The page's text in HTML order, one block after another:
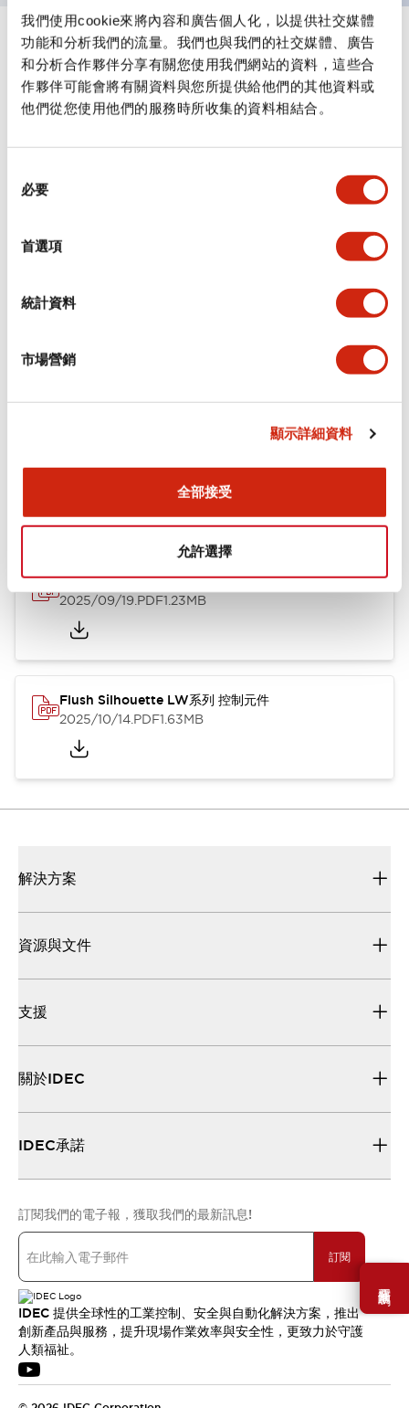
我們使用cookie來將內容和廣告個人化，以提供社交媒體
功能和分析我們的流量。我們也與我們的社交媒體、廣告
和分析合作夥伴分享有關您使用我們網站的資料，這些合
作夥伴可能會將有關資料與您所提供給他們的其他資料或
他們從您使用他們的服務時所收集的資料相結合。
必要
首選項
統計資料
市場營銷
顯示詳細資料
全部接受
允許選擇
需要幫助嗎？
規格 顯示全部
審美規範
環境規範
功能規格
Flush Silhouette LW系列 控制元件 (英文版)
2025/09/19.PDF1.23MB
Flush Silhouette LW系列 控制元件
2025/10/14.PDF1.63MB
解決方案
資源與文件
支援
關於IDEC
IDEC承諾
訂閱我們的電子報，獲取我們的最新訊息!
訂閱
IDEC 提供全球性的工業控制、安全與自動化解決方案，推出
創新產品與服務，提升現場作業效率與安全性，更致力於守護
人類福祉。